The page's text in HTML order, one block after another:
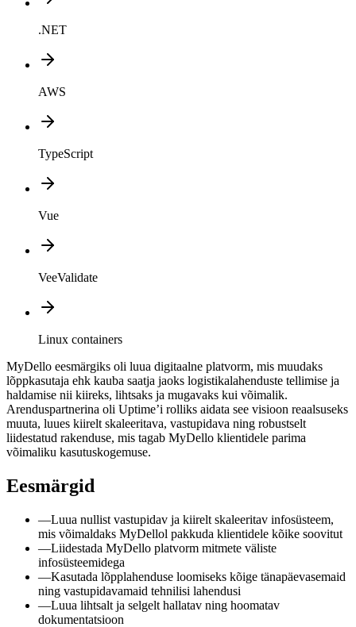
.NET
AWS
TypeScript
Vue
VeeValidate
Linux containers
MyDello eesmärgiks oli luua digitaalne platvorm, mis muudaks
lõppkasutaja ehk kauba saatja jaoks logistikalahenduste tellimise ja
haldamise nii kiireks, lihtsaks ja mugavaks kui võimalik.
Arenduspartnerina oli Uptime’i rolliks aidata see visioon reaalsuseks
muuta, luues kiirelt skaleeritava, vastupidava ning robustselt
liidestatud rakenduse, mis tagab MyDello klientidele parima
võimaliku kasutuskogemuse.
Eesmärgid
—Luua nullist vastupidav ja kiirelt skaleeritav infosüsteem,
mis võimaldaks MyDellol pakkuda klientidele kõike soovitut
—Liidestada MyDello platvorm mitmete väliste
infosüsteemidega
—Kasutada lõpplahenduse loomiseks kõige tänapäevasemaid
ning vastupidavamaid tehnilisi lahendusi
—Luua lihtsalt ja selgelt hallatav ning hoomatav
dokumentatsioon